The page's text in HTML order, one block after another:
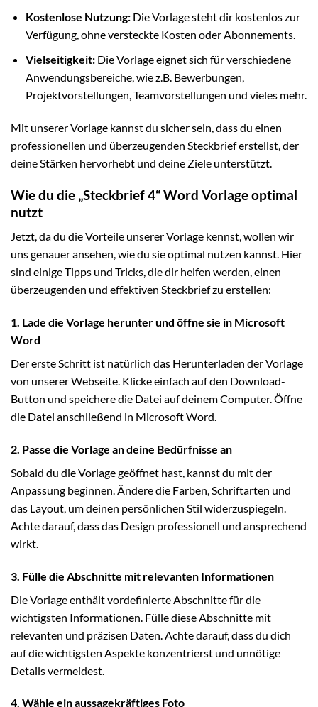
Kostenlose Nutzung:Die Vorlage steht dir kostenlos zur
Verfügung, ohne versteckte Kosten oder Abonnements.
Vielseitigkeit:Die Vorlage eignet sich für verschiedene
Anwendungsbereiche, wie z.B. Bewerbungen,
Projektvorstellungen, Teamvorstellungen und vieles mehr.
Mit unserer Vorlage kannst du sicher sein, dass du einen
professionellen und überzeugenden Steckbrief erstellst, der
deine Stärken hervorhebt und deine Ziele unterstützt.
Wie du die „Steckbrief 4“ Word Vorlage optimal
nutzt
Jetzt, da du die Vorteile unserer Vorlage kennst, wollen wir
uns genauer ansehen, wie du sie optimal nutzen kannst. Hier
sind einige Tipps und Tricks, die dir helfen werden, einen
überzeugenden und effektiven Steckbrief zu erstellen:
1. Lade die Vorlage herunter und öffne sie in Microsoft
Word
Der erste Schritt ist natürlich das Herunterladen der Vorlage
von unserer Webseite. Klicke einfach auf den Download-
Button und speichere die Datei auf deinem Computer. Öffne
die Datei anschließend in Microsoft Word.
2. Passe die Vorlage an deine Bedürfnisse an
Sobald du die Vorlage geöffnet hast, kannst du mit der
Anpassung beginnen. Ändere die Farben, Schriftarten und
das Layout, um deinen persönlichen Stil widerzuspiegeln.
Achte darauf, dass das Design professionell und ansprechend
wirkt.
3. Fülle die Abschnitte mit relevanten Informationen
Die Vorlage enthält vordefinierte Abschnitte für die
wichtigsten Informationen. Fülle diese Abschnitte mit
relevanten und präzisen Daten. Achte darauf, dass du dich
auf die wichtigsten Aspekte konzentrierst und unnötige
Details vermeidest.
4. Wähle ein aussagekräftiges Foto